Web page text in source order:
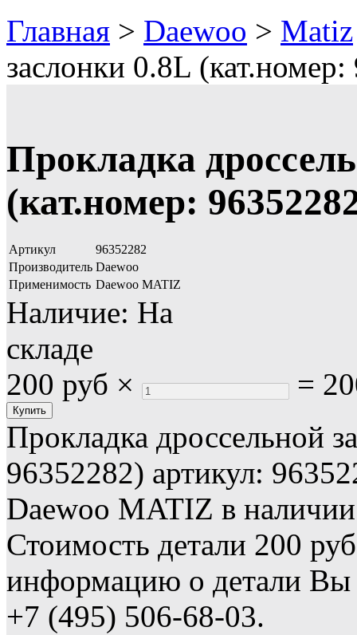
Главная > Daewoo > Matiz
заслонки 0.8L
Прокладка
(кат.номер:
Артикул
96352282
Производитель Daewoo
Применимость Daewoo MATIZ
Наличие: На
складе
200 руб × =
Прокладка дроссельной
96352282) артикул:
Daewoo MATIZ в
Стоимость детали 200
информацию о детали Вы
+7 (495) 506-68-03.